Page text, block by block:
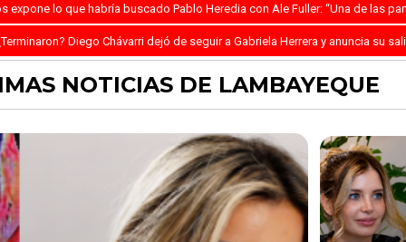
expone lo que habría buscado Pablo Heredia con Ale Fuller: “Una de las
Diego Chávarri dejó de seguir a Gabriela Herrera y anuncia su
NOTICIAS DE LAMBAYEQUE